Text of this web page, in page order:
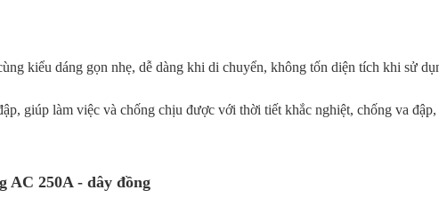
kiểu dáng gọn nhẹ, dễ dàng khi di chuyển, không tốn diện tích khi sử
giúp làm việc và chống chịu được với thời tiết khắc nghiệt, chống va đập,
AC 250A - dây đồng